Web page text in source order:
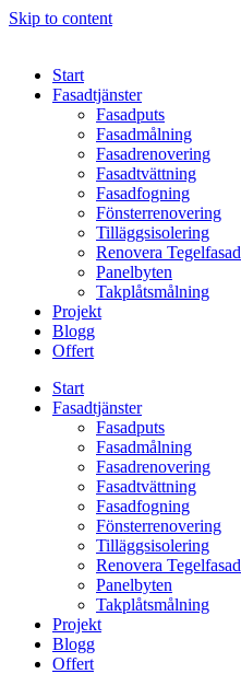
Skip to content
Start
Fasadtjänster
Fasadputs
Fasadmålning
Fasadrenovering
Fasadtvättning
Fasadfogning
Fönsterrenovering
Tilläggsisolering
Renovera Tegelfasad
Panelbyten
Takplåtsmålning
Projekt
Blogg
Offert
Start
Fasadtjänster
Fasadputs
Fasadmålning
Fasadrenovering
Fasadtvättning
Fasadfogning
Fönsterrenovering
Tilläggsisolering
Renovera Tegelfasad
Panelbyten
Takplåtsmålning
Projekt
Blogg
Offert